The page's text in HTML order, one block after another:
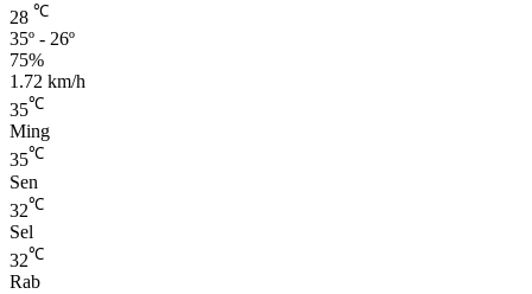
28 ℃
35º - 26º
75%
1.72 km/h
35℃
Ming
35℃
Sen
32℃
Sel
32℃
Rab